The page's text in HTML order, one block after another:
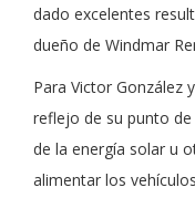
dado excelentes
dueño de Windmar
Para Victor González
reflejo de su punto
de la energía solar u
alimentar los